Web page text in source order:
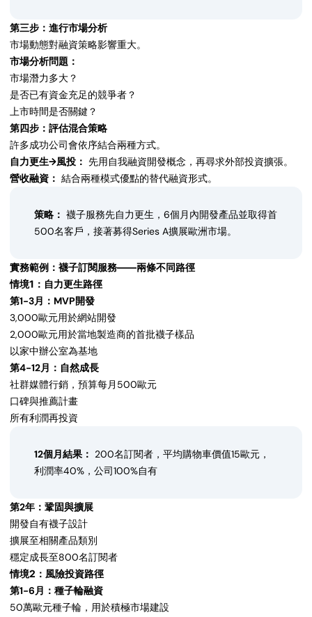
第三步：進行市場分析
市場動態對融資策略影響重大。
市場分析問題：
市場潛力多大？
是否已有資金充足的競爭者？
上市時間是否關鍵？
第四步：評估混合策略
許多成功公司會依序結合兩種方式。
自力更生→風投： 先用自我融資開發概念，再尋求外部投資擴張。
營收融資： 結合兩種模式優點的替代融資形式。
策略： 襪子服務先自力更生，6個月內開發產品並取得首
500名客戶，接著募得Series A擴展歐洲市場。
實務範例：襪子訂閱服務——兩條不同路徑
情境1：自力更生路徑
第1-3月：MVP開發
3,000歐元用於網站開發
2,000歐元用於當地製造商的首批襪子樣品
以家中辦公室為基地
第4-12月：自然成長
社群媒體行銷，預算每月500歐元
口碑與推薦計畫
所有利潤再投資
12個月結果： 200名訂閱者，平均購物車價值15歐元，
利潤率40%，公司100%自有
第2年：鞏固與擴展
開發自有襪子設計
擴展至相關產品類別
穩定成長至800名訂閱者
情境2：風險投資路徑
第1-6月：種子輪融資
50萬歐元種子輪，用於積極市場建設